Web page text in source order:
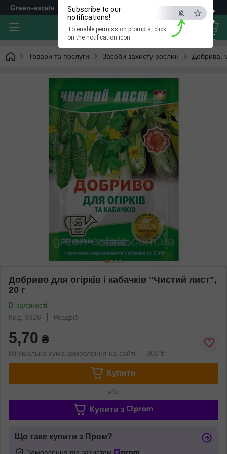
×
ESC
Subscribe to our
notifications!
To enable permission prompts, click
on the notification icon
Green-estate
Товари та послуги Засоби захисту рослин Добрива,
Добриво для огірків і кабачків "Чистий лист",
20 г
В наявності
Код: 9326
Роздріб
5,70 ₴
Мінімальна сума замовлення на сайті — 800 ₴
Купити
або
Купити з
Що таке купити з Пром?
Замовлення під захистом